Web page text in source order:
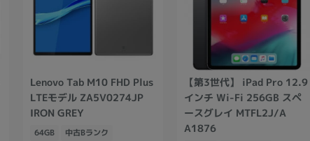
Lenovo Tab M10 FHD Plus
LTEモデル ZA5V0274JP
IRON GREY
64GB 中古Bランク
【第3世代】 iPad Pro 12.9
インチ Wi-Fi 256GB スペ
ースグレイ MTFL2J/A
A1876